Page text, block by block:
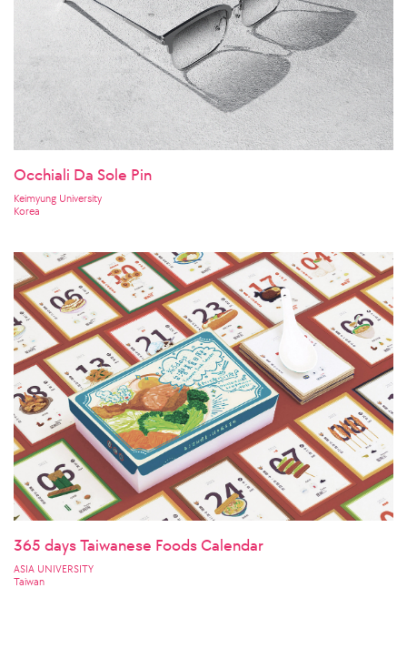
Occhiali Da Sole Pin
Keimyung University
Korea
365 days Taiwanese Foods Calendar
ASIA UNIVERSITY
Taiwan